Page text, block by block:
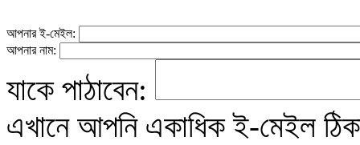
আপনার ই-মেইল:
আপনার নাম:
যাকে পাঠাবেন:
এখানে আপনি একাধিক ই-মেইল